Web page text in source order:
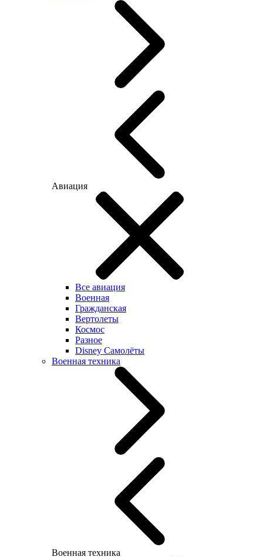
Авиация
Все авиация
Военная
Гражданская
Вертолеты
Космос
Разное
Disney Самолёты
Военная техника
Военная техника